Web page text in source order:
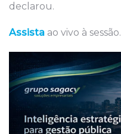
declarou.
Assista ao vivo à sessão.